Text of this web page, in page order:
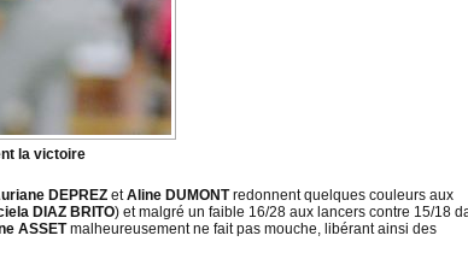
la victoire
DEPREZ etAline DUMONTredonnent quelques couleurs aux
DIAZ BRITO) et malgré un faible 16/28 aux lancers contre 15/18
ASSETmalheureusement ne fait pas mouche, libérant ainsi des